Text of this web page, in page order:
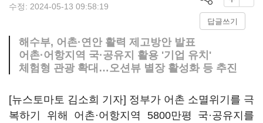
수정: 2024-05-13 09:58:19
답글쓰기
해수부, 어촌·연안 활력 제고방안 발표
어촌·어항지역 국·공유지 활용 '기업 유치'
체험형 관광 확대…오션뷰 별장 활성화 등 추진
[뉴스토마토 김소희 기자] 정부가 어촌 소멸위기를 극
복하기 위해 어촌·어항지역 5800만평 국·공유지를